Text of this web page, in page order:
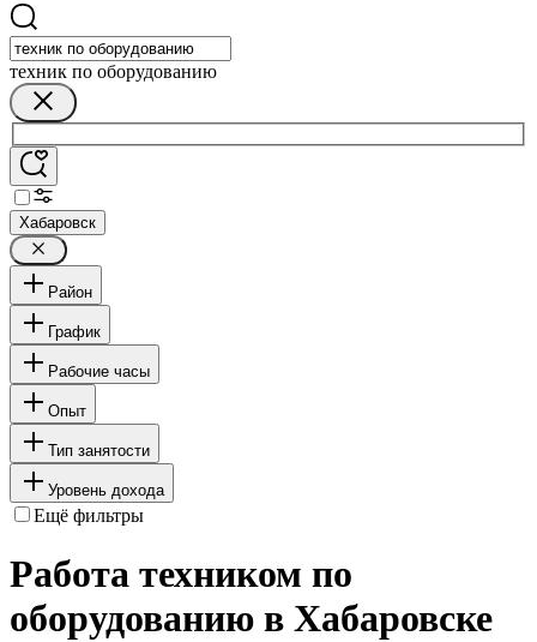
техник по оборудованию
Хабаровск
Район
График
Рабочие часы
Опыт
Тип занятости
Уровень дохода
Ещё фильтры
Работа техником по
оборудованию в Хабаровске